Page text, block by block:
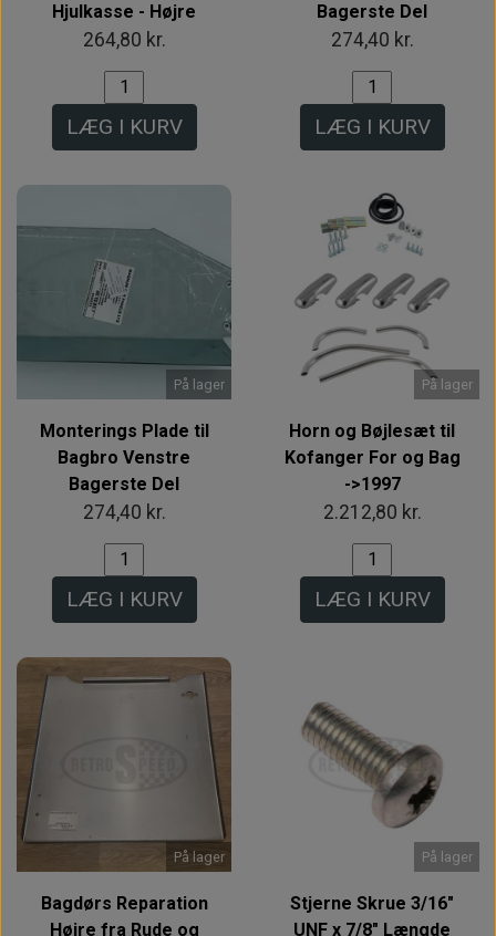
Hjulkasse - Højre
264,80 kr.
LÆG I KURV
Bagerste Del
274,40 kr.
LÆG I KURV
På lager
Monterings Plade til
Bagbro Venstre
Bagerste Del
274,40 kr.
LÆG I KURV
På lager
Horn og Bøjlesæt til
Kofanger For og Bag
->1997
2.212,80 kr.
LÆG I KURV
På lager
Bagdørs Reparation
Højre fra Rude og
På lager
Stjerne Skrue 3/16"
UNF x 7/8" Længde